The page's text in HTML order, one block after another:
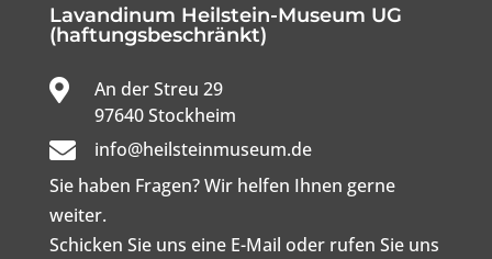
Lavandinum Heilstein-Museum UG
(haftungsbeschränkt)
 An der Streu 29
97640 Stockheim

info@heilsteinmuseum.de
Sie haben Fragen? Wir helfen Ihnen gerne
weiter.
Schicken Sie uns eine E-Mail oder rufen Sie uns